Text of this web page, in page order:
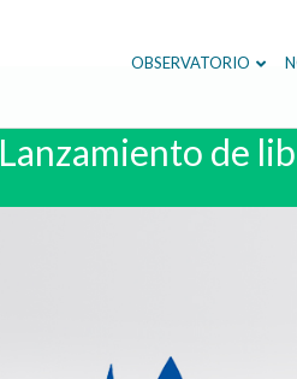
OBSERVATORIO
Lanzamiento de